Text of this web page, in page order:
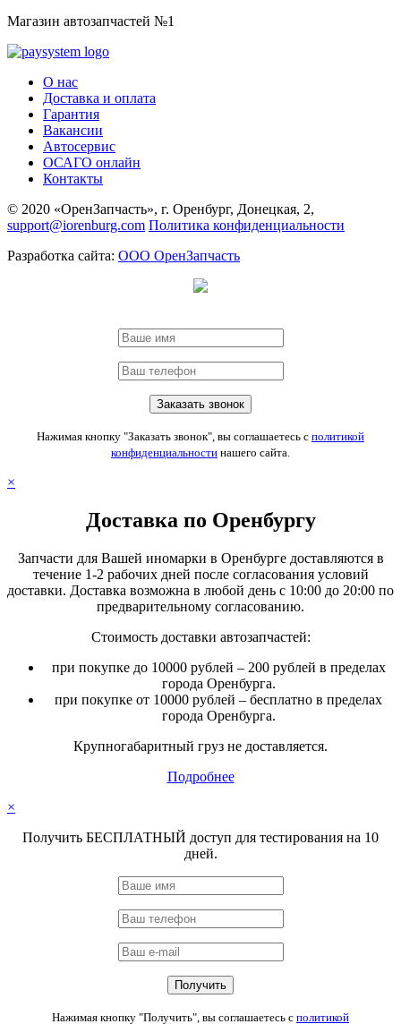
Магазин автозапчастей №1
О нас
Доставка и оплата
Гарантия
Вакансии
Автосервис
ОСАГО онлайн
Контакты
© 2020 «ОренЗапчасть», г. Оренбург, Донецкая, 2,
support@iorenburg.com Политика конфиденциальности
Разработка сайта: ООО ОренЗапчасть
Нажимая кнопку "Заказать звонок", вы соглашаетесь с политикой
конфиденциальности нашего сайта.
×
Доставка по Оренбургу
Запчасти для Вашей иномарки в Оренбурге доставляются в
течение 1-2 рабочих дней после согласования условий
доставки. Доставка возможна в любой день с 10:00 до 20:00 по
предварительному согласованию.
Стоимость доставки автозапчастей:
при покупке до 10000 рублей – 200 рублей в пределах
города Оренбурга.
при покупке от 10000 рублей – бесплатно в пределах
города Оренбурга.
Крупногабаритный груз не доставляется.
Подробнее
×
Получить БЕСПЛАТНЫЙ доступ для тестирования на 10
дней.
Нажимая кнопку "Получить", вы соглашаетесь с политикой